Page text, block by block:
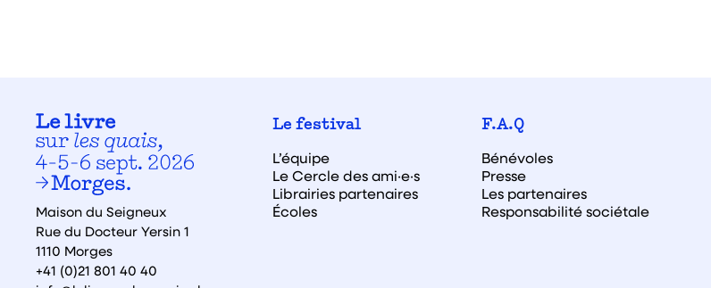
Maison du Seigneux
Rue du Docteur Yersin 1
1110 Morges
+41 (0)21 801 40 40
Le festival
L’équipe
Le Cercle des ami·e·s
Librairies partenaires
Écoles
F.A.Q
Bénévoles
Presse
Les partenaires
Responsabilité sociétale